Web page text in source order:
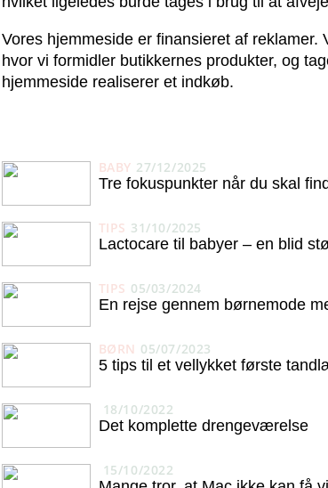
Vores hjemmeside er finansieret af
hvor vi formidler butikkernes produkter, og
hjemmeside realiserer et indkøb.
BABY 27/12/2025
Tre fokuspunkter når du skal
TIPS 31/10/2025
Lactocare til babyer – en blid
TIPS 05/03/2024
En rejse gennem børnemode
BØRN 05/07/2023
5 tips til et vellykket første
18/10/2022
Det komplette drengeværelse
15/10/2022